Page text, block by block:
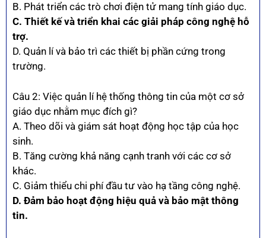
B. Phát triển các trò chơi điện tử mang tính giáo dục.
C. Thiết kế và triển khai các giải pháp công nghệ hỗ
trợ.
D. Quản lí và bảo trì các thiết bị phần cứng trong
trường.
Câu 2: Việc quản lí hệ thống thông tin của một cơ sở
giáo dục nhằm mục đích gì?
A. Theo dõi và giám sát hoạt động học tập của học
sinh.
B. Tăng cường khả năng cạnh tranh với các cơ sở
khác.
C. Giảm thiểu chi phí đầu tư vào hạ tầng công nghệ.
D. Đảm bảo hoạt động hiệu quả và bảo mật thông
tin.